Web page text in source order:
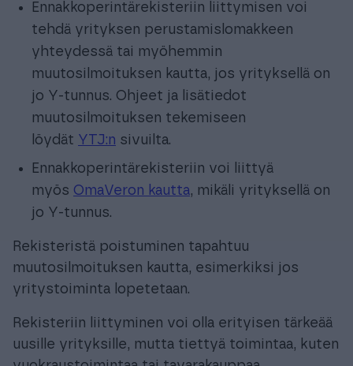
Ennakkoperintärekisteriin liittymisen voi
tehdä yrityksen perustamislomakkeen
yhteydessä tai myöhemmin
muutosilmoituksen kautta, jos yrityksellä on
jo Y-tunnus. Ohjeet ja lisätiedot
muutosilmoituksen tekemiseen
löydät YTJ:n sivuilta.
Ennakkoperintärekisteriin voi liittyä
myös OmaVeron kautta, mikäli yrityksellä on
jo Y-tunnus.
Rekisteristä poistuminen tapahtuu
muutosilmoituksen kautta, esimerkiksi jos
yritystoiminta lopetetaan.
Rekisteriin liittyminen voi olla erityisen tärkeää
uusille yrityksille, mutta tiettyä toimintaa, kuten